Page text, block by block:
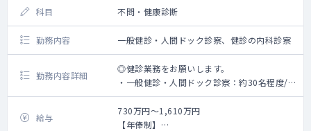
科目 不問・健康診断
勤務内容 一般健診・人間ドック診察、健診の内科診察
勤務内容詳細
◎健診業務をお願いします。
・一般健診・人間ドック診察：約30名程度/
コマ
・健診の内科診察
給与
730万円～1,610万円
【年俸制】